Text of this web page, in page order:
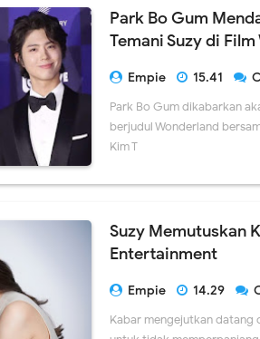
Park Bo Gum
Temani Suzy di
Empie 15.41
Park Bo Gum dikabarkan
berjudul Wonderland
Kim T
Suzy Memutuskan
Entertainment
Empie 14.29
Kabar mengejutkan datang